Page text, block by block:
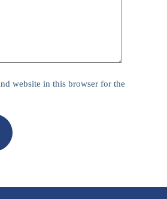
website in this browser for the